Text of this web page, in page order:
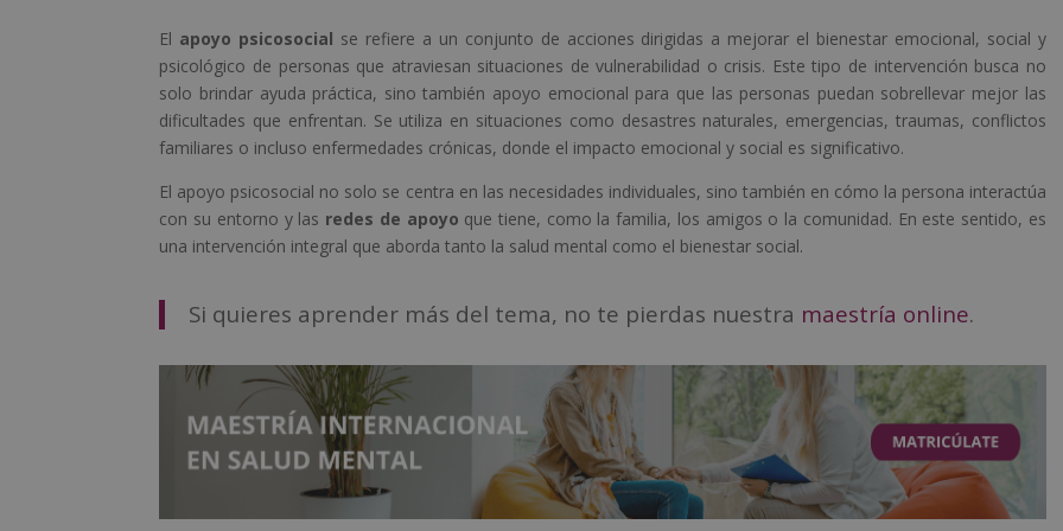
El apoyo psicosocial se refiere a un conjunto de acciones dirigidas a mejorar el bienestar emocional, social y
psicológico de personas que atraviesan situaciones de vulnerabilidad o crisis. Este tipo de intervención busca no
solo brindar ayuda práctica, sino también apoyo emocional para que las personas puedan sobrellevar mejor las
dificultades que enfrentan. Se utiliza en situaciones como desastres naturales, emergencias, traumas, conflictos
familiares o incluso enfermedades crónicas, donde el impacto emocional y social es significativo.
El apoyo psicosocial no solo se centra en las necesidades individuales, sino también en cómo la persona interactúa
con su entorno y las redes de apoyo que tiene, como la familia, los amigos o la comunidad. En este sentido, es
una intervención integral que aborda tanto la salud mental como el bienestar social.
Si quieres aprender más del tema, no te pierdas nuestra maestría online.